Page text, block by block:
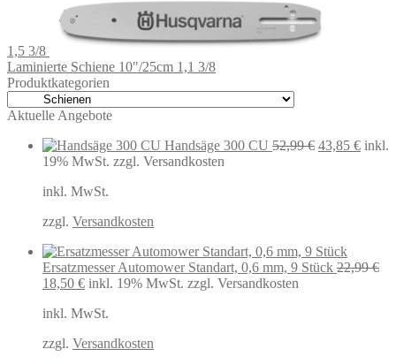
1,5 3/8
Laminierte Schiene 10"/25cm 1,1 3/8
Produktkategorien
Aktuelle Angebote
Handsäge 300 CU 52,99€ 43,85 € inkl.
19% MwSt. zzgl. Versandkosten
inkl. MwSt.
zzgl. Versandkosten
Ersatzmesser Automower Standart, 0,6 mm, 9 Stück 22,99€
Ursprünglicher
war:
18,50 €Aktueller
ist:
inkl. 19% MwSt. zzgl. Versandkosten
inkl. MwSt.
zzgl. Versandkosten